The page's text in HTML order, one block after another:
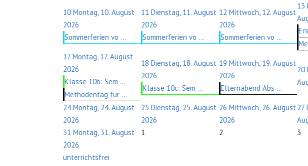
10 Montag, 10. August
2026
Sommerferien vo ...
11 Dienstag, 11. August
2026
Sommerferien vo ...
12 Mittwoch, 12. August
2026
Sommerferien vo ...
13
17 Montag, 17. August
2026
Klasse 10b: Sem ...
Methodentag für ...
18 Dienstag, 18. August
2026
Klasse 10c: Sem ...
19 Mittwoch, 19. August
2026
Elternabend Abs ...
20
24 Montag, 24. August
2026
25 Dienstag, 25. August
2026
26 Mittwoch, 26. August
2026
27
31 Montag, 31. August
2026
1 2 3
unterrichtsfrei